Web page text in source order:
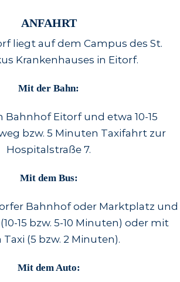
ANFAHRT
liegt auf dem Campus des St.
Krankenhauses in Eitorf.
Mit der Bahn:
Bahnhof Eitorf und etwa 10-15
bzw. 5 Minuten Taxifahrt zur
Hospitalstraße 7.
Mit dem Bus:
Bahnhof oder Marktplatz und
15 bzw. 5-10 Minuten) oder mit
(5 bzw. 2 Minuten).
Mit dem Auto: